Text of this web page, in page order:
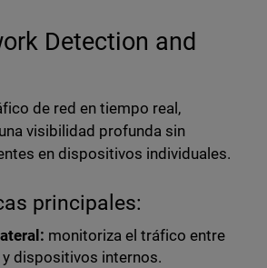
Detection and
de red en tiempo real,
visibilidad profunda sin
en dispositivos individuales.
principales:
monitoriza el tráfico entre
dispositivos internos.